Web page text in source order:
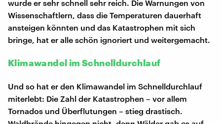
wurde er sehr schnell sehr reich. Die Warnungen von
Wissenschaftlern, dass die Temperaturen dauerhaft
ansteigen könnten und das Katastrophen mit sich
bringe, hat er alle schön ignoriert und weitergemacht.
Klimawandel im Schnelldurchlauf
Und so hat er den Klimawandel im Schnelldurchlauf
miterlebt: Die Zahl der Katastrophen – vor allem
Tornados und Überflutungen – stieg drastisch.